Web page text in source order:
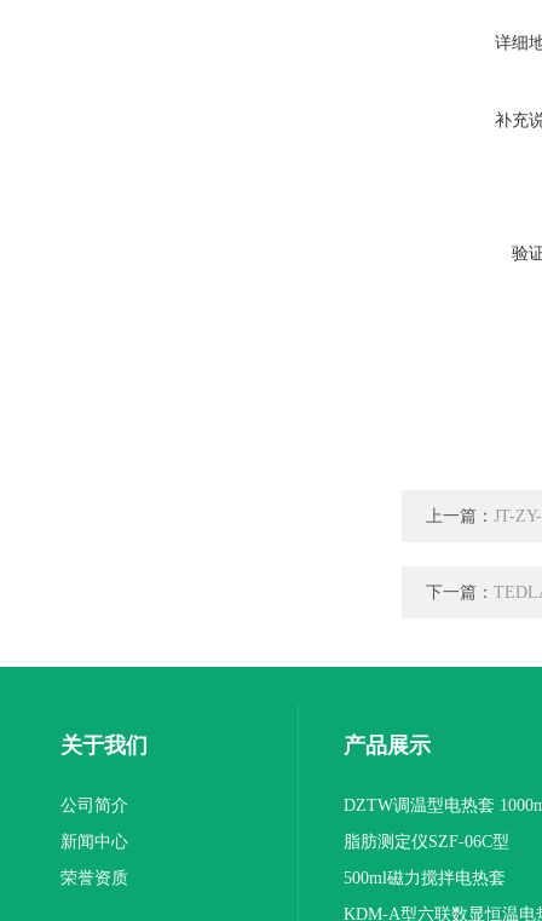
详细
补充
验
上一篇： JT-
下一篇：
关于我们
公司简介
新闻中心
荣誉资质
产品展示
DZTW调温型电热套
联
脂肪测定仪SZF-06C型
500ml磁力搅拌电热套
KDM-A型六联数显恒温电